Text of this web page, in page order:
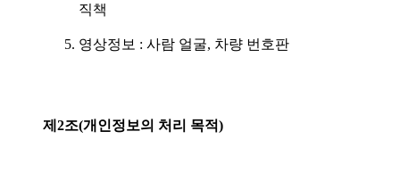
직책
영상정보 : 사람 얼굴, 차량 번호판
제2조(개인정보의 처리 목적)